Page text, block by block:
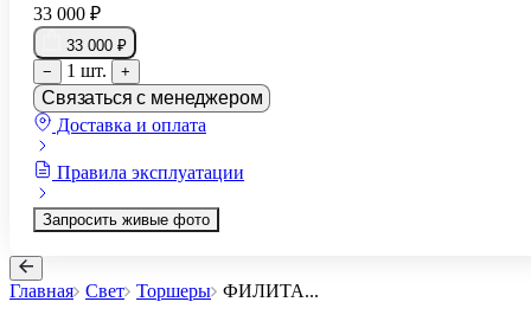
33 000 ₽
33 000 ₽
−
1 шт. +
Связаться с менеджером
Доставка и оплата
Правила эксплуатации
Запросить живые фото
Главная Свет Торшеры ФИЛИТА...